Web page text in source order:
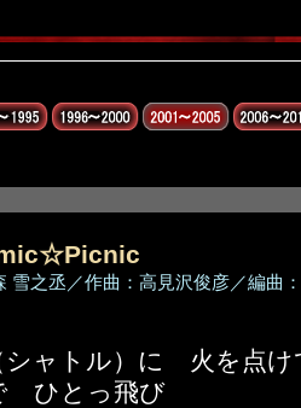
雪之丞／作曲：高見沢俊彦／編曲
シャトル）に 火を点け
ひとっ飛び